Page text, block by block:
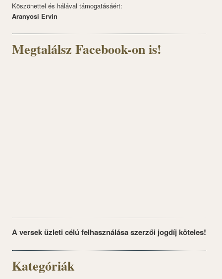
Köszönettel és hálával támogatásáért:
Aranyosi Ervin
Megtalálsz Facebook-on is!
A versek üzleti célú felhasználása szerzői jogdíj köteles!
Kategóriák